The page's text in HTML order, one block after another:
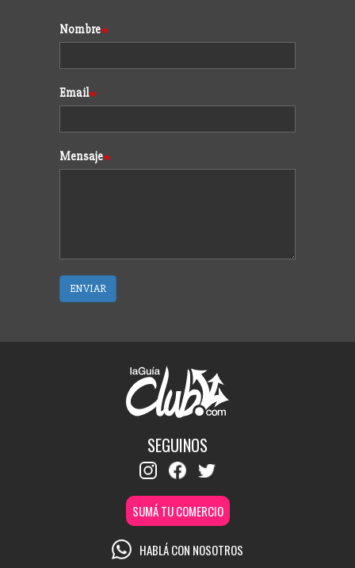
Formulario
Nombre
Email
Mensaje
ENVIAR
SEGUINOS
SUMÁ TU COMERCIO
HABLÁ CON NOSOTROS